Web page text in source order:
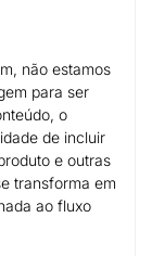
não estamos
para ser
o
de incluir
e outras
transforma em
ao fluxo